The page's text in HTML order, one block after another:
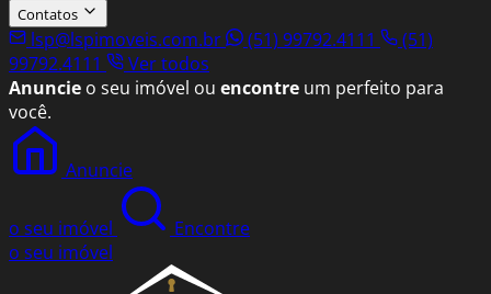
Contatos
lsp@lspimoveis.com.br (51) 99792.4111
(51)
99792.4111
Ver todos
Anuncie o seu imóvel ou encontre um perfeito para
você.
Anuncie
o seu imóvel
Encontre
o seu imóvel